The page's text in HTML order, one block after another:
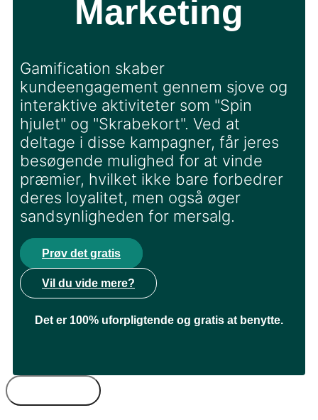
Marketing
Gamification skaber
kundeengagement gennem sjove og
interaktive aktiviteter som "Spin
hjulet" og "Skrabekort". Ved at
deltage i disse kampagner, får jeres
besøgende mulighed for at vinde
præmier, hvilket ikke bare forbedrer
deres loyalitet, men også øger
sandsynligheden for mersalg.
Prøv det gratis
Vil du vide mere?
Det er 100% uforpligtende og gratis at benytte.